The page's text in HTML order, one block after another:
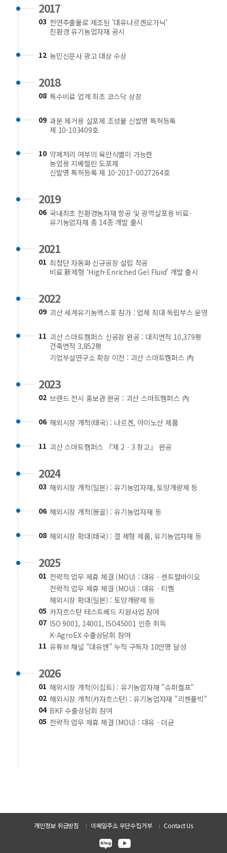
2017
03 천연추출물로 제조된 '대유나르겐오가닉'
친환경 유기농업자재 공시
12 농민신문사 광고 대상 수상
2018
08 특수비료 업계 최초 코스닥 상장
09 과분 제거용 살포제 조성물 신발명 특허등록
제 10-103409호
10 약제처리 여부의 육안식별이 가능한
농업용 지베렐린 도포제
신발명 특허등록 제 10-2017-0027264호
2019
06 국내최초 친환경농자재 항공 및 광역살포용 비료·
유기농업자재 총 14종 개발 출시
2021
01 최첨단 자동화 신규공장 설립 착공
비료 新제형 ‘High-Enriched Gel Fluid’ 개발 출시
2022
09 괴산 세계유기농엑스포 참가 : 업체 최대 독립부스 운영
11 괴산 스마트캠퍼스 신공장 완공 : 대지면적 10,379평
건축면적 3,852평
기업부설연구소 확장 이전 : 괴산 스마트캠퍼스 內
2023
02 브랜드 전시 홍보관 완공 : 괴산 스마트캠퍼스 內
06 해외시장 개척(태국) : 나르겐, 아미노산 제품
11 괴산 스마트캠퍼스 『제 2ㆍ3 창고』 완공
2024
03 해외시장 개척(일본) : 유기농업자재, 토양개량제 등
06 해외시장 개척(몽골) : 유기농업자재 등
08 해외시장 확대(태국) : 겔 제형 제품, 유기농업자재 등
2025
01 전략적 업무 제휴 체결 (MOU) : 대유ㆍ센트럴바이오
전략적 업무 제휴 체결 (MOU) : 대유ㆍ티켐
해외시장 확대(일본) : 토양개량제 등
05 카자흐스탄 테스트베드 지원사업 참여
07 ISO 9001, 14001, ISO45001 인증 취득
K-AgroEX 수출상담회 참여
11 유튜브 채널 "대유맨" 누적 구독자 10만명 달성
2026
01 해외시장 개척(이집트) : 유기농업자재 "슈퍼켈프"
02 해외시장 개척(카자흐스탄) : 유기농업자재 "리첸풀빅"
04 BKF 수출상담회 참여
05 전략적 업무 제휴 체결 (MOU) : 대유ㆍ더균
개인정보 취급방침 이메일주소 무단수집거부 Contact Us